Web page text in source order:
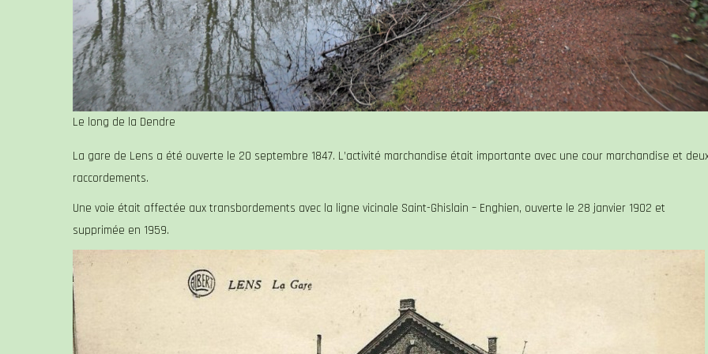
Le long de la Dendre
La gare de Lens a été ouverte le 20 septembre 1847. L’activité marchandise était importante avec une cour marchandise et
raccordements.
Une voie était affectée aux transbordements avec la ligne vicinale Saint-Ghislain – Enghien, ouverte le 28 janvier 1902 et
supprimée en 1959.